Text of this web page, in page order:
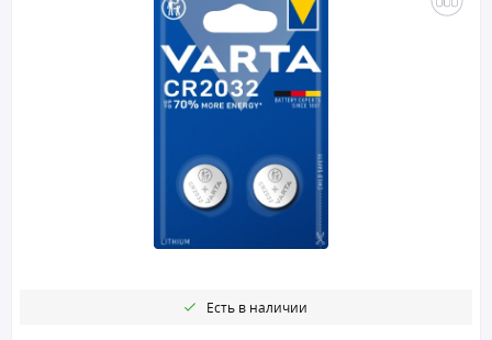
Есть в наличии